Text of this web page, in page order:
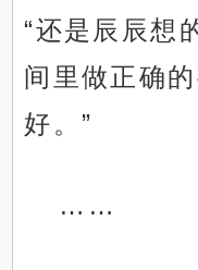
“还是辰辰想
间里做正确
好。”
……